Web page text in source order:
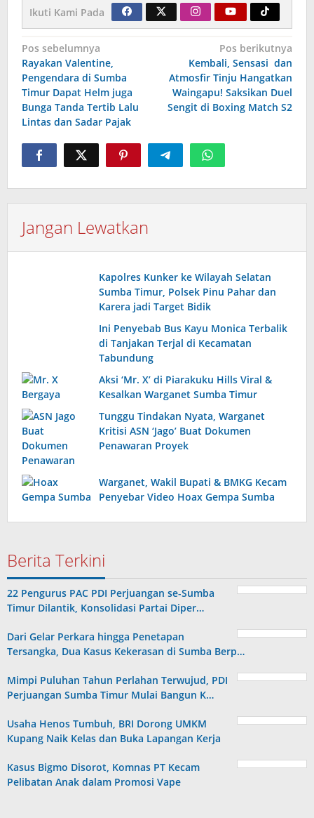
Ikuti Kami Pada
Navigasi
pos
Pos sebelumnya
Rayakan Valentine,
Pengendara di Sumba
Timur Dapat Helm juga
Bunga Tanda Tertib Lalu
Lintas dan Sadar Pajak
Pos berikutnya
Kembali, Sensasi dan
Atmosfir Tinju Hangatkan
Waingapu! Saksikan Duel
Sengit di Boxing Match S2
Jangan Lewatkan
Kapolres Kunker ke Wilayah Selatan
Sumba Timur, Polsek Pinu Pahar dan
Karera jadi Target Bidik
Ini Penyebab Bus Kayu Monica Terbalik
di Tanjakan Terjal di Kecamatan
Tabundung
Aksi ‘Mr. X’ di Piarakuku Hills Viral &
Kesalkan Warganet Sumba Timur
Tunggu Tindakan Nyata, Warganet
Kritisi ASN ‘Jago’ Buat Dokumen
Penawaran Proyek
Warganet, Wakil Bupati & BMKG Kecam
Penyebar Video Hoax Gempa Sumba
Berita Terkini
22 Pengurus PAC PDI Perjuangan se-Sumba
Timur Dilantik, Konsolidasi Partai Diper…
Dari Gelar Perkara hingga Penetapan
Tersangka, Dua Kasus Kekerasan di Sumba Berp…
Mimpi Puluhan Tahun Perlahan Terwujud, PDI
Perjuangan Sumba Timur Mulai Bangun K…
Usaha Henos Tumbuh, BRI Dorong UMKM
Kupang Naik Kelas dan Buka Lapangan Kerja
Kasus Bigmo Disorot, Komnas PT Kecam
Pelibatan Anak dalam Promosi Vape